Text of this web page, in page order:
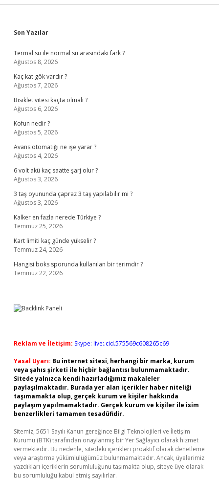
Sidebar
Son Yazılar
Termal su ile normal su arasındaki fark ?
Ağustos 8, 2026
Kaç kat gök vardır ?
Ağustos 7, 2026
Bisiklet vitesi kaçta olmalı ?
Ağustos 6, 2026
Kofun nedir ?
Ağustos 5, 2026
Avans otomatiği ne işe yarar ?
Ağustos 4, 2026
6 volt akü kaç saatte şarj olur ?
Ağustos 3, 2026
3 taş oyununda çapraz 3 taş yapılabilir mi ?
Ağustos 3, 2026
Kalker en fazla nerede Türkiye ?
Temmuz 25, 2026
Kart limiti kaç günde yükselir ?
Temmuz 24, 2026
Hangisi boks sporunda kullanılan bir terimdir ?
Temmuz 22, 2026
Reklam ve İletişim: Skype: live:.cid.575569c608265c69
Yasal Uyarı: Bu internet sitesi, herhangi bir marka, kurum
veya şahıs şirketi ile hiçbir bağlantısı bulunmamaktadır.
Sitede yalnızca kendi hazırladığımız makaleler
paylaşılmaktadır. Burada yer alan içerikler haber niteliği
taşımamakta olup, gerçek kurum ve kişiler hakkında
paylaşım yapılmamaktadır. Gerçek kurum ve kişiler ile isim
benzerlikleri tamamen tesadüfidir.
Sitemiz, 5651 Sayılı Kanun gereğince Bilgi Teknolojileri ve İletişim
Kurumu (BTK) tarafından onaylanmış bir Yer Sağlayıcı olarak hizmet
vermektedir. Bu nedenle, sitedeki içerikleri proaktif olarak denetleme
veya araştırma yükümlülüğümüz bulunmamaktadır. Ancak, üyelerimiz
yazdıkları içeriklerin sorumluluğunu taşımakta olup, siteye üye olarak
bu sorumluluğu kabul etmiş sayılırlar.